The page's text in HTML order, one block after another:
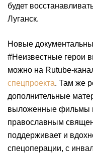
будет
Луганск.
Новые
#Неизвестные герои
можно на Rutube-
спецпроекта. Там же
дополнительные
выложенные фильмы
православным
поддерживает и
спецоперации, с